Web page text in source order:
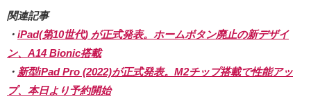
関連記事
・ iPad(第10世代) が正式発表。ホームボタン廃止の新デザイ
ン、A14 Bionic搭載
・ 新型iPad Pro (2022)が正式発表。M2チップ搭載で性能アッ
プ、本日より予約開始